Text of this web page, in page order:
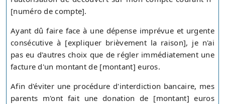
[numéro de compte].
Ayant dû faire face à une dépense imprévue et urgente
consécutive à [expliquer brièvement la raison], je n'ai
pas eu d'autres choix que de régler immédiatement une
facture d'un montant de [montant] euros.
Afin d'éviter une procédure d'interdiction bancaire, mes
parents m'ont fait une donation de [montant] euros